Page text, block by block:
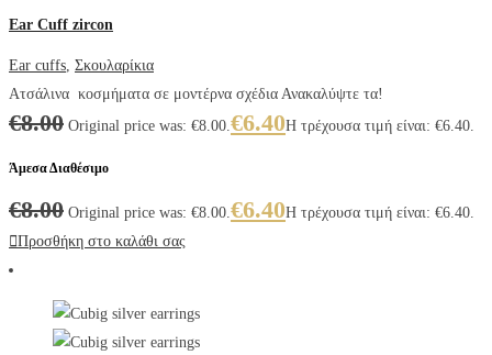
Ear Cuff zircon
Ear cuffs Σκουλαρίκια
Ατσάλινα κοσμήματα σε μοντέρνα σχέδια Ανακαλύψτε τα!
€8.00 Original price was: €8.00. €6.40Η τρέχουσα τιμή είναι: €6.40.
Άμεσα Διαθέσιμο
€8.00 Original price was: €8.00. €6.40Η τρέχουσα τιμή είναι: €6.40.
Προσθήκη στο καλάθι σας